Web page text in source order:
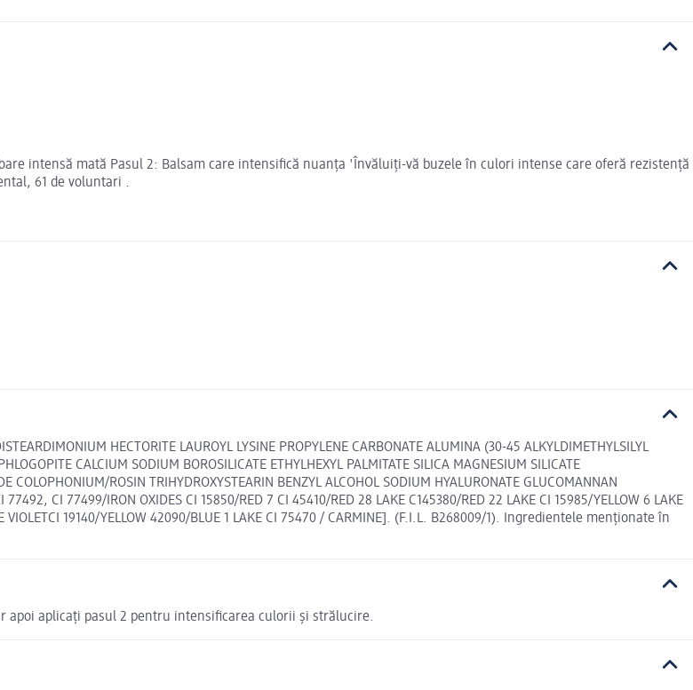
intensă mată Pasul 2: Balsam care intensifică nuanța 'Învăluiți-vă buzele în culori intense care oferă rezistență
61 de voluntari .
HECTORITE LAUROYL LYSINE PROPYLENE CARBONATE ALUMINA (30-45 ALKYLDIMETHYLSILYL
CALCIUM SODIUM BOROSILICATE ETHYLHEXYL PALMITATE SILICA MAGNESIUM SILICATE
ROSIN TRIHYDROXYSTEARIN BENZYL ALCOHOL SODIUM HYALURONATE GLUCOMANNAN
CI 77499/IRON OXIDES CI 15850/RED 7 CI 45410/RED 28 LAKE C145380/RED 22 LAKE CI 15985/YELLOW 6 LAKE
VIOLETCI 19140/YELLOW 42090/BLUE 1 LAKE CI 75470 / CARMINE]. (F.I.L. B268009/1). Ingredientele menționate în
apoi aplicați pasul 2 pentru intensificarea culorii și strălucire.